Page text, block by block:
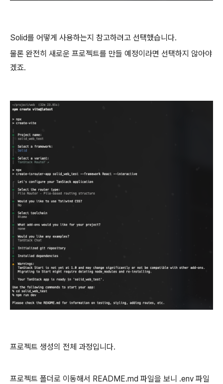
Solid를 어떻게 사용하는지 참고하려고 선택했습니다.
물론 완전히 새로운 프로젝트를 만들 예정이라면 선택하지 않아야
겠죠.
프로젝트 생성의 전체 과정입니다.
프로젝트 폴더로 이동해서 README.md 파일을 보니 .env 파일